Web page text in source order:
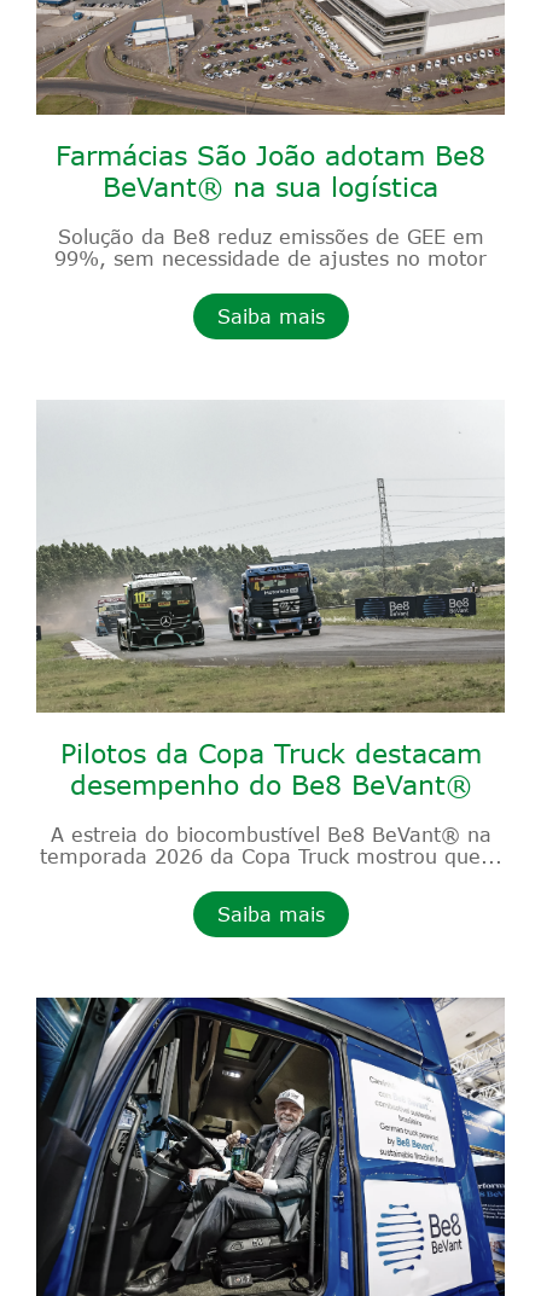
Farmácias São João adotam Be8
BeVant® na sua logística
Solução da Be8 reduz emissões de GEE em
99%, sem necessidade de ajustes no motor
Saiba mais
Pilotos da Copa Truck destacam
desempenho do Be8 BeVant®
A estreia do biocombustível Be8 BeVant® na
temporada 2026 da Copa Truck mostrou que...
Saiba mais